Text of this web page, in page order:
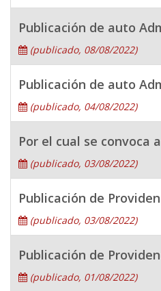
Publicación de auto
(publicado, 08/08/2022)
Publicación de auto
(publicado, 04/08/2022)
Por el cual se convoca
(publicado, 03/08/2022)
Publicación de
(publicado, 03/08/2022)
Publicación de
(publicado, 01/08/2022)